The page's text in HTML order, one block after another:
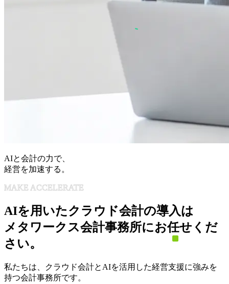
AIと会計の力で、
経営を加速する。
MAKE ACCELERATE
AIを用いたクラウド会計の導入は
メタワークス会計事務所にお任せくだ
さい。
私たちは、クラウド会計とAIを活用した経営支援に強みを
持つ会計事務所です。